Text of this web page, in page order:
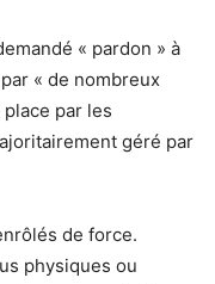
« pardon » à
« de nombreux
par les
géré par
de force.
physiques ou